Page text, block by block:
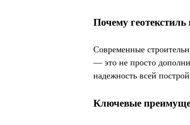
Почему геотекстиль
Современные
— это не просто
надежность всей
Ключевые